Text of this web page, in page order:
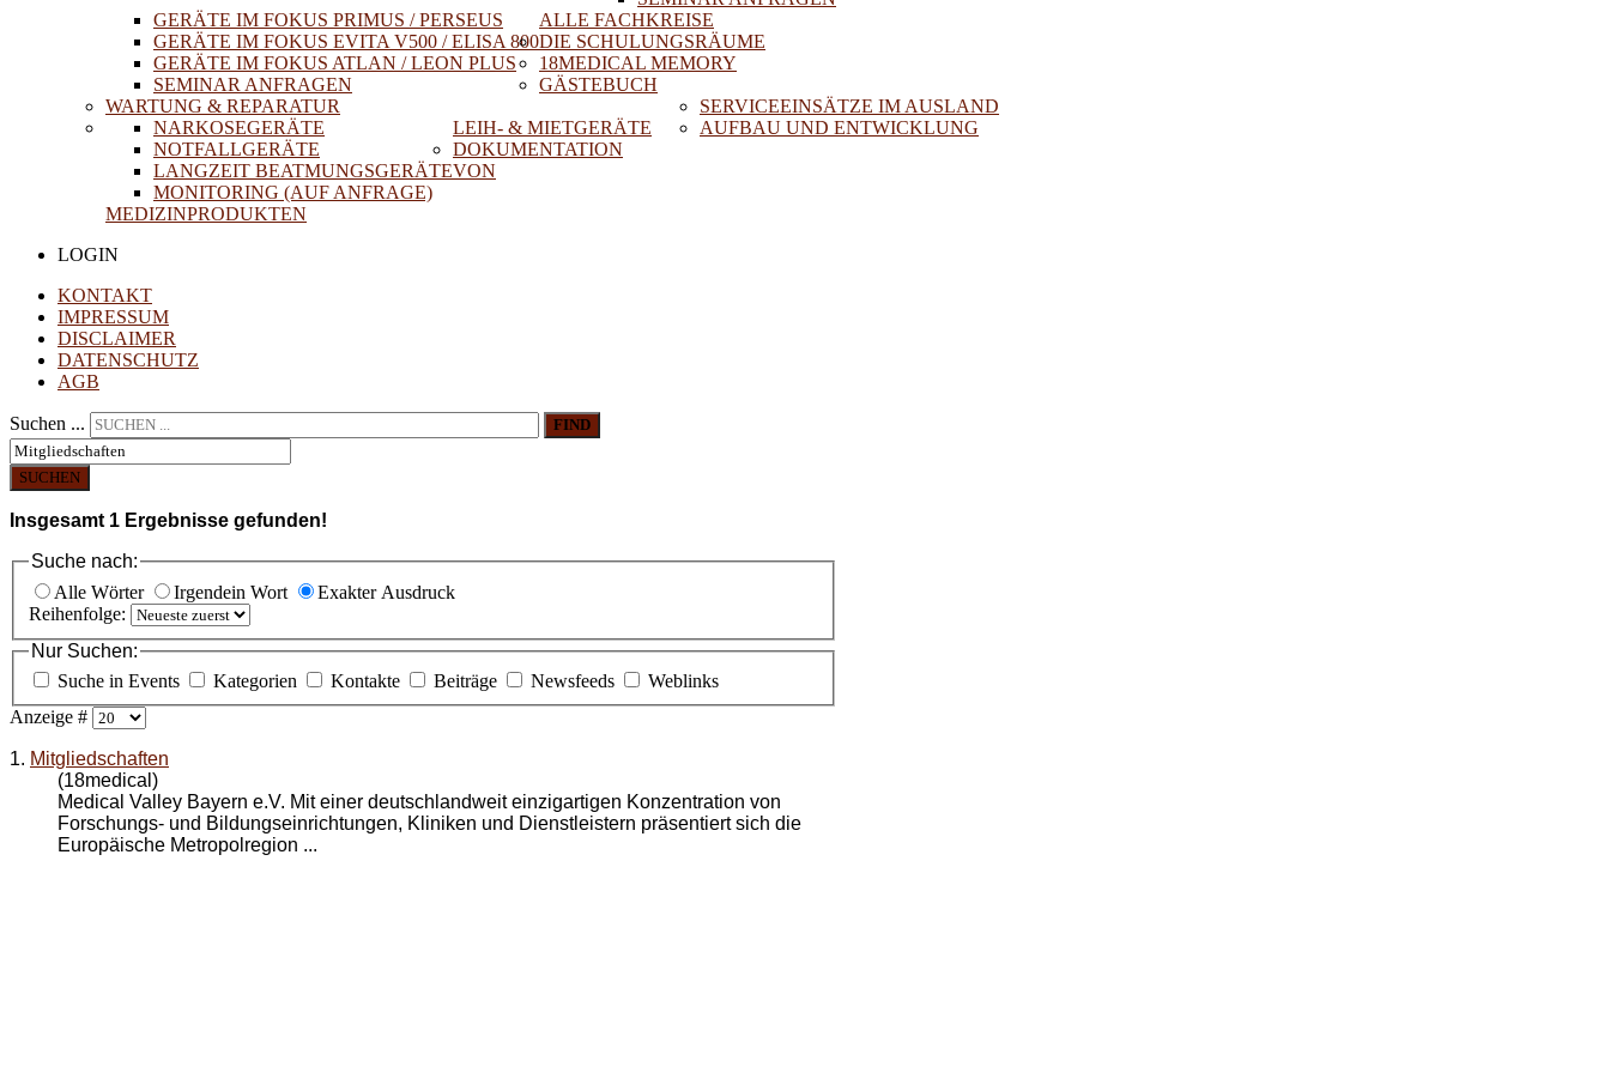
ALLE FACHKREISE
GERÄTE IM FOKUS PRIMUS / PERSEUS
GERÄTE IM FOKUS EVITA V500 / ELISA 800
GERÄTE IM FOKUS ATLAN / LEON PLUS
SEMINAR ANFRAGEN
DIE SCHULUNGSRÄUME
18MEDICAL MEMORY
GÄSTEBUCH
WARTUNG & REPARATUR
LEIH- & MIETGERÄTE
NARKOSEGERÄTE
NOTFALLGERÄTE
LANGZEIT BEATMUNGSGERÄTE
MONITORING (AUF ANFRAGE)
DOKUMENTATION
VON
MEDIZINPRODUKTEN
SERVICEEINSÄTZE IM AUSLAND
AUFBAU UND ENTWICKLUNG
LOGIN
KONTAKT
IMPRESSUM
DISCLAIMER
DATENSCHUTZ
AGB
Suchen ... FIND
SUCHEN
Insgesamt 1 Ergebnisse gefunden!
Suche nach:
Alle Wörter
Irgendein Wort
Exakter Ausdruck
Reihenfolge:
Nur Suchen:
Suche in Events
Kategorien Kontakte Beiträge Newsfeeds
Weblinks
Anzeige #
1. Mitgliedschaften
(18medical)
Medical Valley Bayern e.V. Mit einer deutschlandweit einzigartigen Konzentration von
Forschungs- und Bildungseinrichtungen, Kliniken und Dienstleistern präsentiert sich die
Europäische Metropolregion ...